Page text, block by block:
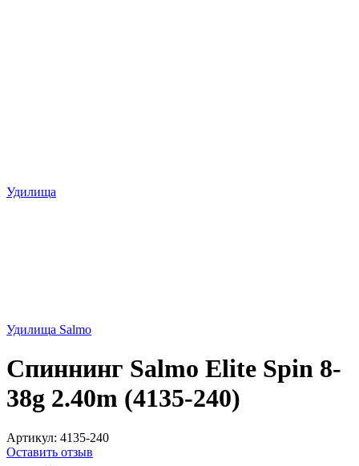
Удилища
Удилища Salmo
Спиннинг Salmo Elite Spin 8-
38g 2.40m (4135-240)
Артикул: 4135-240
Оставить отзыв